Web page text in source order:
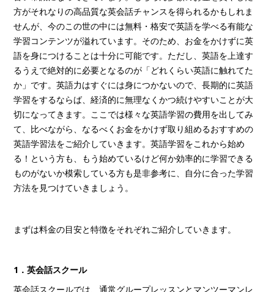
方がそれなりの高品質な英会話チャンスを得られるかもしれま
せんが、今のこの世の中には無料・格安で英語を学べる有能な
学習コンテンツが溢れています。そのため、お金をかけずに英
語を身につけることは十分に可能です。ただし、英語を上達す
るうえで絶対的に必要となるのが「どれくらい英語に触れてた
か」です。英語力はすぐには身につかないので、長期的に英語
学習をするならば、経済的に無理なくかつ続けやすいことが大
切になってきます。ここでは様々な英語学習の費用を出してみ
て、比べながら、なるべくお金をかけず取り組めるおすすめの
英語学習法をご紹介していきます。英語学習をこれから始め
る！という方も、もう始めているけど何か効率的に学習できる
ものがないか模索している方も是非参考に、自分に合った学習
方法を見つけていきましょう。
まずは料金の目安と特徴をそれぞれご紹介していきます。
1．英会話スクール
英会話スクールでは、通常グループレッスンとマンツーマンレ